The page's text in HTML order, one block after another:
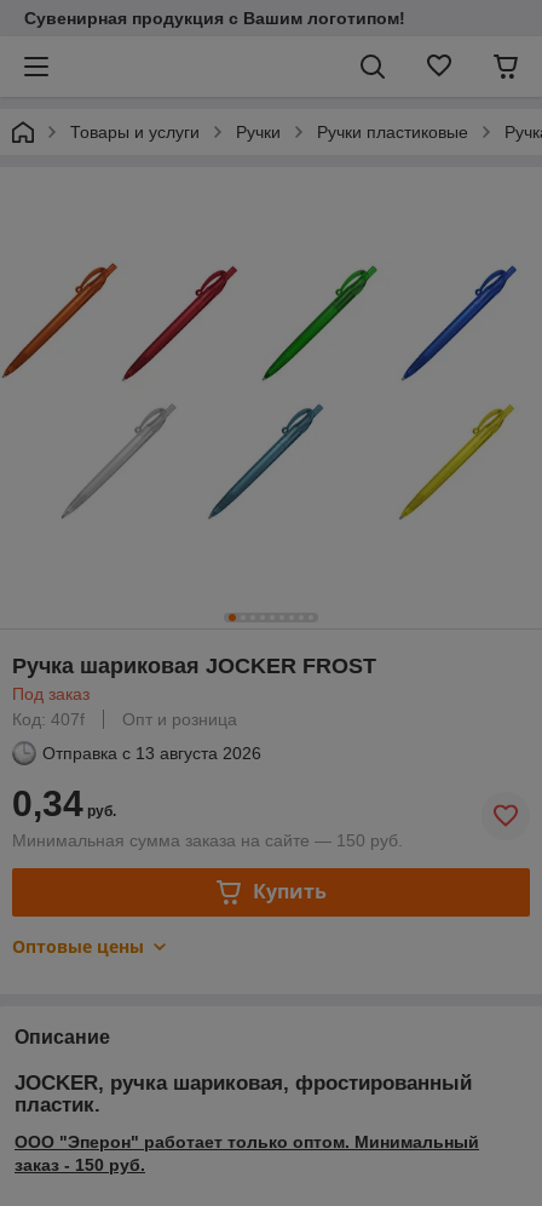
Сувенирная продукция с Вашим логотипом!
Товары и услуги Ручки Ручки пластиковые
Ручка шариковая JOCKER FROST
Под заказ
Код: 407f
Опт и розница
Отправка с 13 августа 2026
0,34 руб.
Минимальная сумма заказа на сайте — 150 руб.
Купить
Оптовые цены
Описание
JOCKER, ручка шариковая, фростированный
пластик.
ООО "Эперон" работает только оптом. Минимальный
заказ - 150 руб.